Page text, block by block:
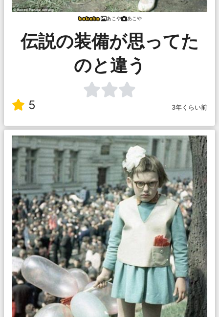
あこや あこや
伝説の装備が思ってた
のと違う
5 3年くらい前